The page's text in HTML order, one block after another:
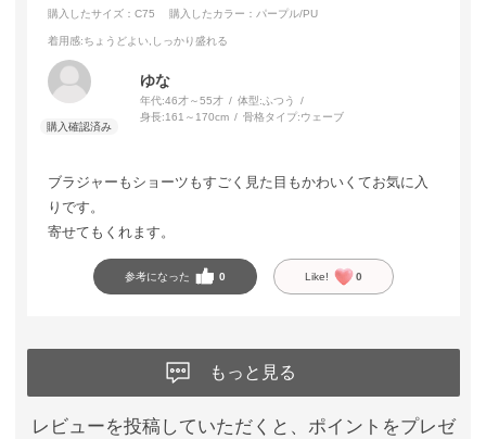
購入したサイズ：C75 購入したカラー：パープル/PU
着用感:ちょうどよい,しっかり盛れる
ゆな
年代:46才～55才 体型: ふつう
身長:161～170cm 骨格タイプ:ウェーブ
ブラジャーもショーツもすごく見た目もかわいくてお気に入
りです。
寄せてもくれます。
参考になった 0 Like! 0
もっと見る
レビューを投稿していただくと、ポイントをプレゼ